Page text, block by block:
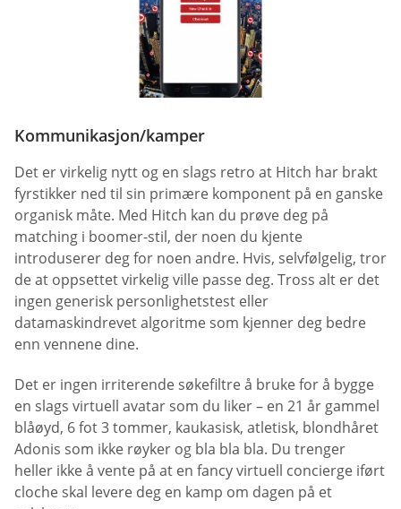
Kommunikasjon/kamper
Det er virkelig nytt og en slags retro at Hitch har brakt
fyrstikker ned til sin primære komponent på en ganske
organisk måte. Med Hitch kan du prøve deg på
matching i boomer-stil, der noen du kjente
introduserer deg for noen andre. Hvis, selvfølgelig, tror
de at oppsettet virkelig ville passe deg. Tross alt er det
ingen generisk personlighetstest eller
datamaskindrevet algoritme som kjenner deg bedre
enn vennene dine.
Det er ingen irriterende søkefiltre å bruke for å bygge
en slags virtuell avatar som du liker – en 21 år gammel
blåøyd, 6 fot 3 tommer, kaukasisk, atletisk, blondhåret
Adonis som ikke røyker og bla bla bla. Du trenger
heller ikke å vente på at en fancy virtuell concierge iført
cloche skal levere deg en kamp om dagen på et